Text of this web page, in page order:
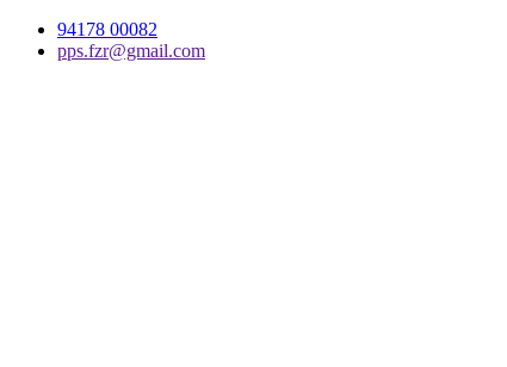
94178 00082
pps.fzr@gmail.com